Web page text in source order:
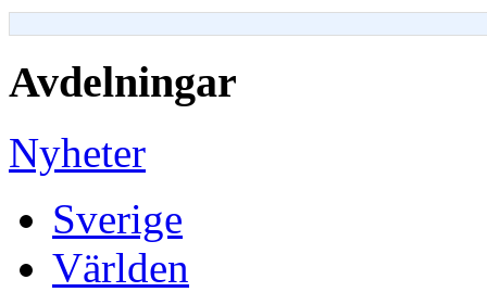
Avdelningar
Nyheter
Sverige
Världen